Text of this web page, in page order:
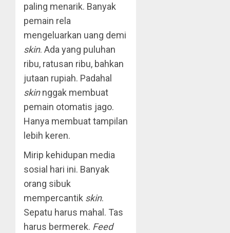
paling menarik. Banyak
pemain rela
mengeluarkan uang demi
skin. Ada yang puluhan
ribu, ratusan ribu, bahkan
jutaan rupiah. Padahal
skinnggak membuat
pemain otomatis jago.
Hanya membuat tampilan
lebih keren.
Mirip kehidupan media
sosial hari ini. Banyak
orang sibuk
mempercantik skin.
Sepatu harus mahal. Tas
harus bermerek. Feed